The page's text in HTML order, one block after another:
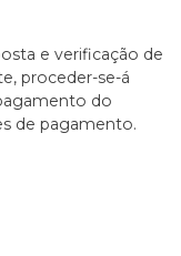
e verificação de
proceder-se-á
do
de pagamento.